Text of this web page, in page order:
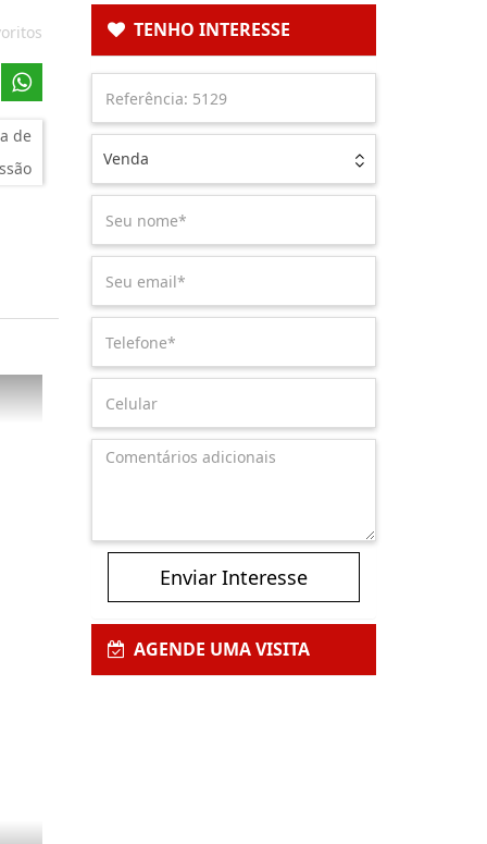
de
TENHO INTERESSE
Venda
Enviar Interesse
AGENDE UMA VISITA